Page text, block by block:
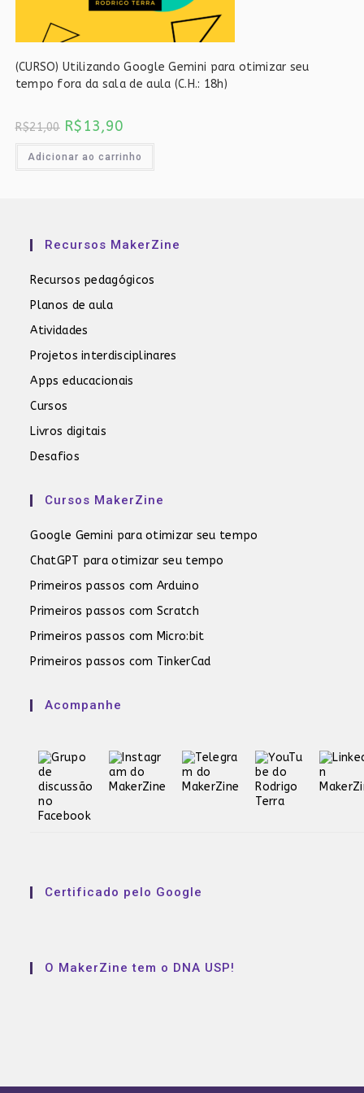
(CURSO) Utilizando Google Gemini para otimizar seu
tempo fora da sala de aula (C.H.: 18h)
R$21,00 O
preço
era:
R$13,90
é:
Adicionar ao carrinho
Recursos MakerZine
Recursos pedagógicos
Planos de aula
Atividades
Projetos interdisciplinares
Apps educacionais
Cursos
Livros digitais
Desafios
Cursos MakerZine
Google Gemini para otimizar seu tempo
ChatGPT para otimizar seu tempo
Primeiros passos com Arduino
Primeiros passos com Scratch
Primeiros passos com Micro:bit
Primeiros passos com TinkerCad
Acompanhe
Certificado pelo Google
O MakerZine tem o DNA USP!